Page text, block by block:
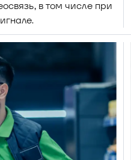
в том числе при